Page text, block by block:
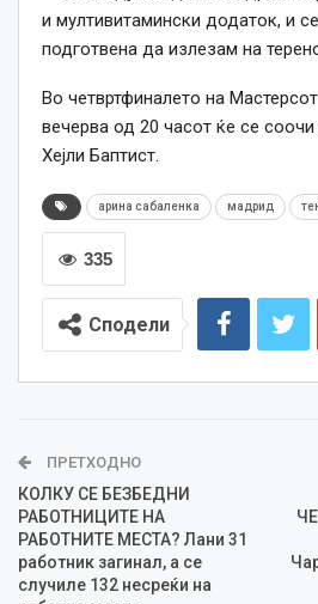
и мултивитамински додаток, и
подготвена да излезам на
Во четвртфиналето на
вечерва од 20 часот ќе се
Хејли Баптист.
арина сабаленка мадрид
335
Сподели
ПРЕТХОДНО
КОЛКУ СЕ БЕЗБЕДНИ
РАБОТНИЦИТЕ НА
РАБОТНИТЕ МЕСТА? Лани 31
работник загинал, а се
случиле 132 несреќи на